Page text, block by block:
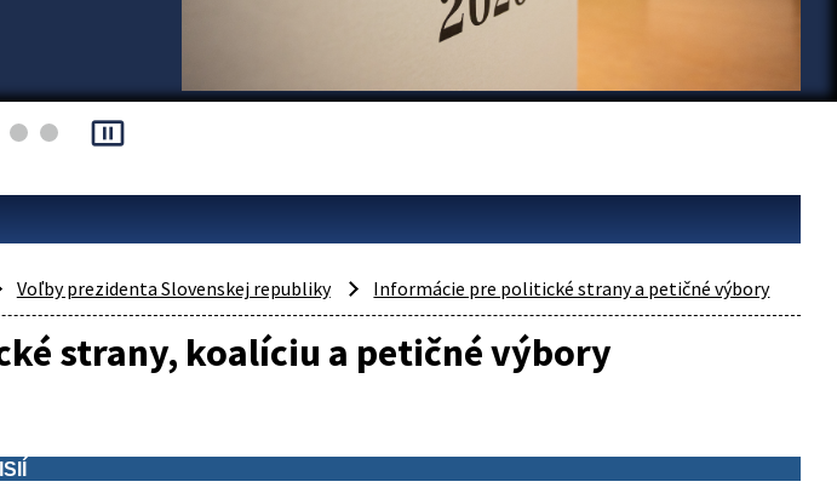
pause_presentation
Voľby prezidenta Slovenskej republiky Informácie pre politické strany a petičné výbory
strany, koalíciu a petičné výbory